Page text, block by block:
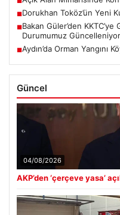
■Dorukhan Toköz’ün Yeni
■Bakan Güler’den
Durumumuz Güncelleniyor
■Aydın’da Orman Yangını
Güncel
04/08/2026
AKP’den ‘çerçeve yasa’